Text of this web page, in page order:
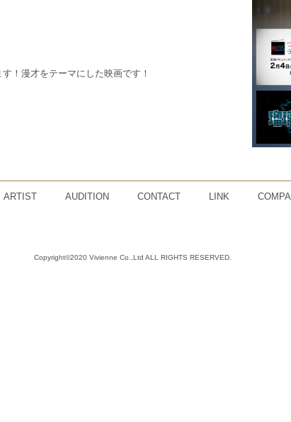
！漫才をテーマにした映画です！
ARTIST AUDITION CONTACT LINK
Copyright©2020 Vivienne Co.,Ltd ALL RIGHTS RESERVED.